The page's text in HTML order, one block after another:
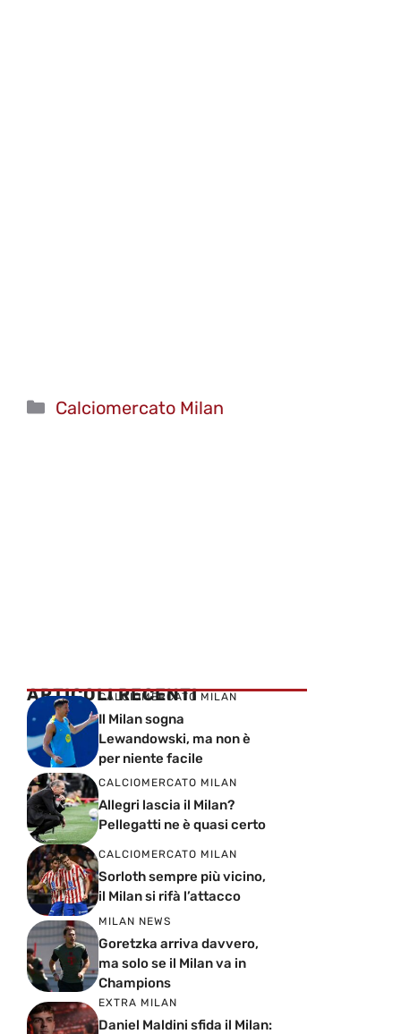
Categorie
Calciomercato Milan
ARTICOLI RECENTI
CALCIOMERCATO MILAN
Il Milan sogna
Lewandowski, ma non è
per niente facile
CALCIOMERCATO MILAN
Allegri lascia il Milan?
Pellegatti ne è quasi certo
CALCIOMERCATO MILAN
Sorloth sempre più vicino,
il Milan si rifà l’attacco
MILAN NEWS
Goretzka arriva davvero,
ma solo se il Milan va in
Champions
EXTRA MILAN
Daniel Maldini sfida il Milan: